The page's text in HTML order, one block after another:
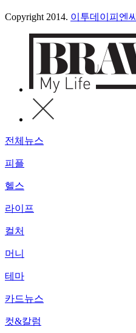
Copyright 2014. 이투데이피엔씨
전체뉴스
피플
헬스
라이프
컬처
머니
테마
카드뉴스
컷&칼럼